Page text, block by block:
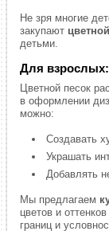
Не зря многие
закупают
детьми.
Для взрослых:
Цветной песок
в оформлении
можно:
Создавать
Украшать
Добавлять
Мы предлагаем
цветов и
границ и